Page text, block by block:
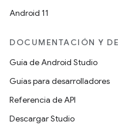
Android 11
DOCUMENTACIÓN Y
Guía de Android Studio
Guías para desarrolladores
Referencia de API
Descargar Studio